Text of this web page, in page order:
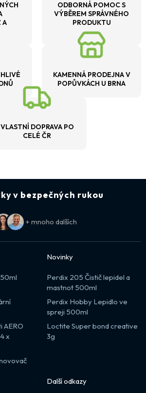
A
ODBORNÁ POMOC S
VÝBĚREM SPRÁVNÉHO
PRODUKTU
KAMENNÁ PRODEJNA V
POPŮVKÁCH U BRNA
VLASTNÍ DOPRAVA PO
CELÉ ČR
v bezpečných rukou
+ mnoho dalších
AERO
x
Novinky
Perdix 205 Čistič lepidel a
mastnot 500ml
Perdix Hobby Lepidlo ve
spreji 500ml
Loctite Super bond creative
3g
Další odkazy